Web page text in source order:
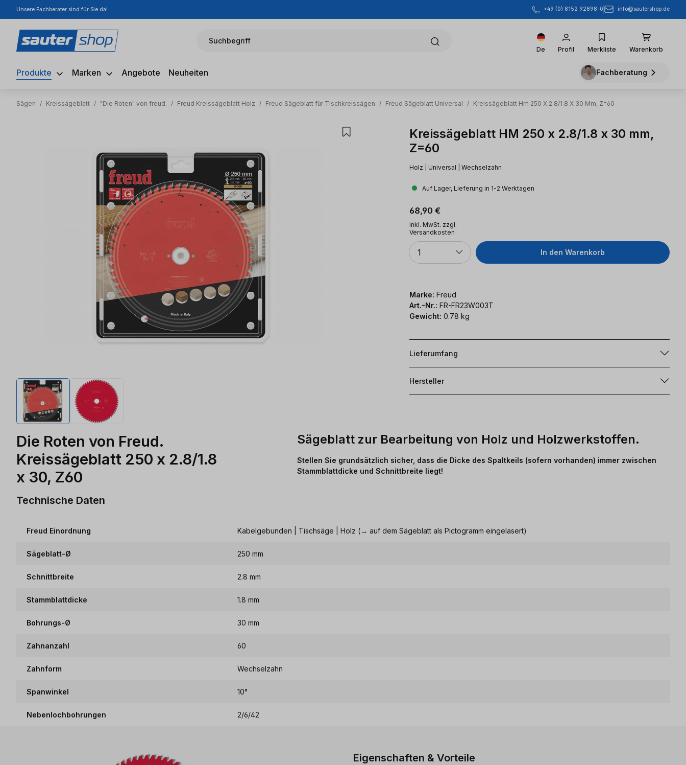
Hauptinhalt springen
Zur Suche springen
Zur Hauptnavigation springen
Unsere Fachberater sind für Sie da! +49 (0) 8152 92898-0 info@sautershop.de
Suchbegriff
De Profil Merkliste Warenkorb
Produkte Marken Angebote Neuheiten Fachberatung
Sägen / Kreissägeblatt / "Die Roten" von freud. / Freud Kreissägeblatt Holz / Freud Sägeblatt für Tischkreissägen / Freud Sägeblatt Universal / Kreissägeblatt Hm 250 X 2.8/1.8 X 30 Mm, Z=60
Kreissägeblatt HM 250 x 2.8/1.8 x 30 mm,
Z=60
Holz | Universal | Wechselzahn
Auf Lager, Lieferung in 1-2 Werktagen
Regulärer Preis:
68,90 €
inkl. MwSt. zzgl.
Versandkosten
Anzahl
1 In den Warenkorb
Marke: Freud
Art.-Nr.: FR-FR23W003T
Gewicht: 0.78 kg
Lieferumfang
Hersteller
Die Roten von Freud.
Kreissägeblatt 250 x 2.8/1.8
x 30, Z60
Sägeblatt zur Bearbeitung von Holz und Holzwerkstoffen.
Stellen Sie grundsätzlich sicher, dass die Dicke des Spaltkeils (sofern vorhanden) immer zwischen
Stammblattdicke und Schnittbreite liegt!
Technische Daten
Freud Einordnung Kabelgebunden | Tischsäge | Holz (→ auf dem Sägeblatt als Pictogramm eingelasert)
Sägeblatt-Ø 250 mm
Schnittbreite 2.8 mm
Stammblattdicke 1.8 mm
Bohrungs-Ø 30 mm
Zahnanzahl 60
Zahnform Wechselzahn
Spanwinkel 10°
Nebenlochbohrungen 2/6/42
Eigenschaften & Vorteile